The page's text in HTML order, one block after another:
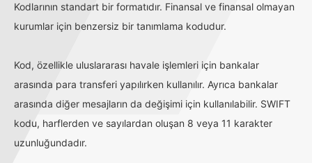
Kodlarının standart bir formatıdır. Finansal ve finansal olmayan
kurumlar için benzersiz bir tanımlama kodudur.
Kod, özellikle uluslararası havale işlemleri için bankalar
arasında para transferi yapılırken kullanılır. Ayrıca bankalar
arasında diğer mesajların da değişimi için kullanılabilir. SWIFT
kodu, harflerden ve sayılardan oluşan 8 veya 11 karakter
uzunluğundadır.